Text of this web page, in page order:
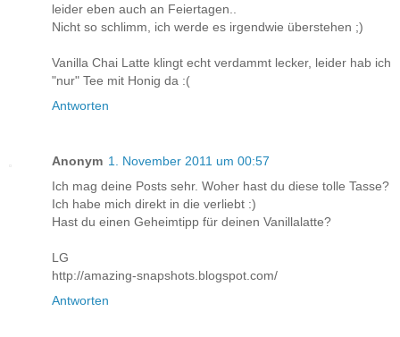
leider eben auch an Feiertagen..
Nicht so schlimm, ich werde es irgendwie überstehen ;)
Vanilla Chai Latte klingt echt verdammt lecker, leider hab ich
"nur" Tee mit Honig da :(
Antworten
Anonym 1. November 2011 um 00:57
Ich mag deine Posts sehr. Woher hast du diese tolle Tasse?
Ich habe mich direkt in die verliebt :)
Hast du einen Geheimtipp für deinen Vanillalatte?
LG
http://amazing-snapshots.blogspot.com/
Antworten